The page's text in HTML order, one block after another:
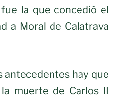
la que concedió el
a Moral de Calatrava
antecedentes hay que
muerte de Carlos II